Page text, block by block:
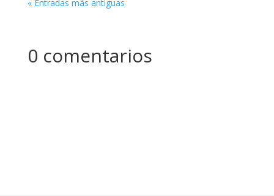
« Entradas más antiguas
0 comentarios